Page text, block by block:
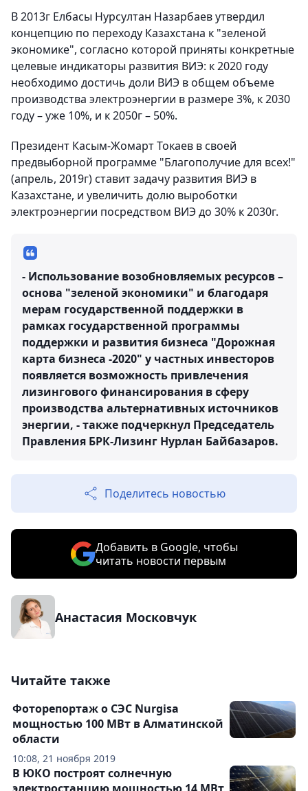
В 2013г Елбасы Нурсултан Назарбаев утвердил
концепцию по переходу Казахстана к "зеленой
экономике", согласно которой приняты конкретные
целевые индикаторы развития ВИЭ: к 2020 году
необходимо достичь доли ВИЭ в общем объеме
производства электроэнергии в размере 3%, к 2030
году – уже 10%, и к 2050г – 50%.
Президент Касым-Жомарт Токаев в своей
предвыборной программе "Благополучие для всех!"
(апрель, 2019г) ставит задачу развития ВИЭ в
Казахстане, и увеличить долю выроботки
электроэнергии посредством ВИЭ до 30% к 2030г.
- Использование возобновляемых ресурсов –
основа "зеленой экономики" и благодаря
мерам государственной поддержки в
рамках государственной программы
поддержки и развития бизнеса "Дорожная
карта бизнеса -2020" у частных инвесторов
появляется возможность привлечения
лизингового финансирования в сферу
производства альтернативных источников
энергии, - также подчеркнул Председатель
Правления БРК-Лизинг Нурлан Байбазаров.
Поделитесь новостью
Добавить в Google, чтобы
читать новости первым
Анастасия Московчук
Читайте также
10:08, 21 ноября 2019
Фоторепортаж о СЭС Nurgisa
мощностью 100 МВт в Алматинской
области
В ЮКО построят солнечную